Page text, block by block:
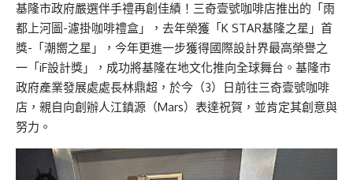
基隆市政府嚴選伴手禮再創佳績！三奇壹號咖啡店推出的「雨
都上河圖-濾掛咖啡禮盒」，去年榮獲「K STAR基隆之星」首
獎-「潮嚮之星」，今年更進一步獲得國際設計界最高榮譽之
一「iF設計獎」，成功將基隆在地文化推向全球舞台。基隆市
政府產業發展處處長林鼎超，於今（3）日前往三奇壹號咖啡
店，親自向創辦人江鎮源（Mars）表達祝賀，並肯定其創意與
努力。